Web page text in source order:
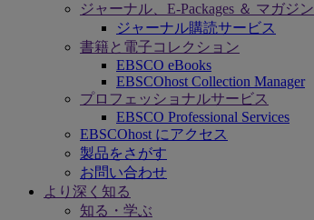
ジャーナル、E-Packages ＆ マガジン
ジャーナル購読サービス
書籍と電子コレクション
EBSCO eBooks
EBSCOhost Collection Manager
プロフェッショナルサービス
EBSCO Professional Services
EBSCOhost にアクセス
製品をさがす
お問い合わせ
より深く知る
知る・学ぶ